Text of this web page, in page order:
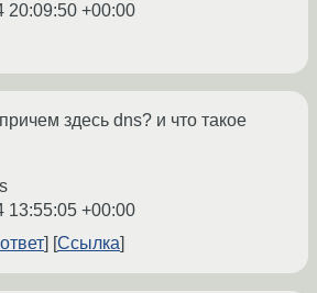
20:09:50 +00:00
здесь dns? и что такое
13:55:05 +00:00
Ссылка